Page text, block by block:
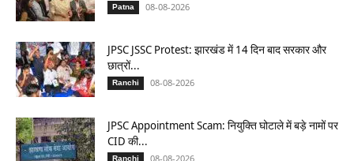
Patna 08-08-2026
JPSC JSSC Protest: झारखंड में 14 दिन बाद सरकार और
छात्रों...
Ranchi 08-08-2026
JPSC Appointment Scam: नियुक्ति घोटाले में बड़े नामों पर
CID की...
Ranchi 08-08-2026